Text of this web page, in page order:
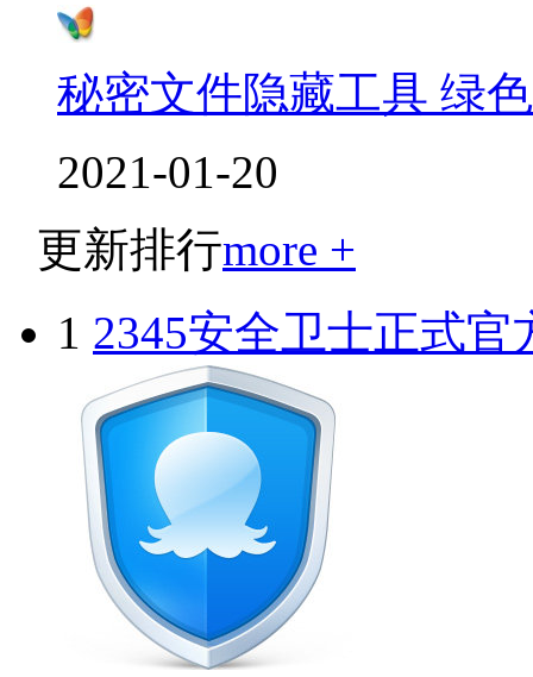
秘密文件隐藏工具 绿
2021-01-20
更新排行more +
1 2345安全卫士正式官